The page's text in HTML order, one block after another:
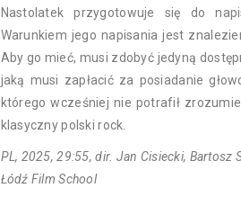
Nastolatek przygotowuje się do
Warunkiem jego napisania jest
Aby go mieć, musi zdobyć jedyną
jaką musi zapłacić za posiadanie
którego wcześniej nie potrafił
klasyczny polski rock.
PL, 2025, 29:55, dir. Jan Cisiecki, Bartosz
Łódź Film School